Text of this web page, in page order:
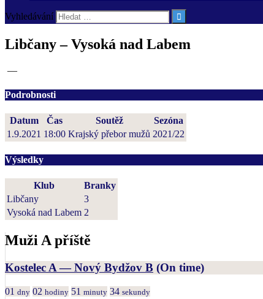
Vyhledávání
Libčany – Vysoká nad Labem
—
Podrobnosti
Datum Čas Soutěž
Sezóna
1.9.2021 18:00 Krajský přebor mužů 2021/22
Výsledky
Klub
Branky
Libčany
3
Vysoká nad Labem 2
Muži A příště
Kostelec A — Nový Bydžov B (On time)
01 dny 02 hodiny 51 minuty 34 sekundy